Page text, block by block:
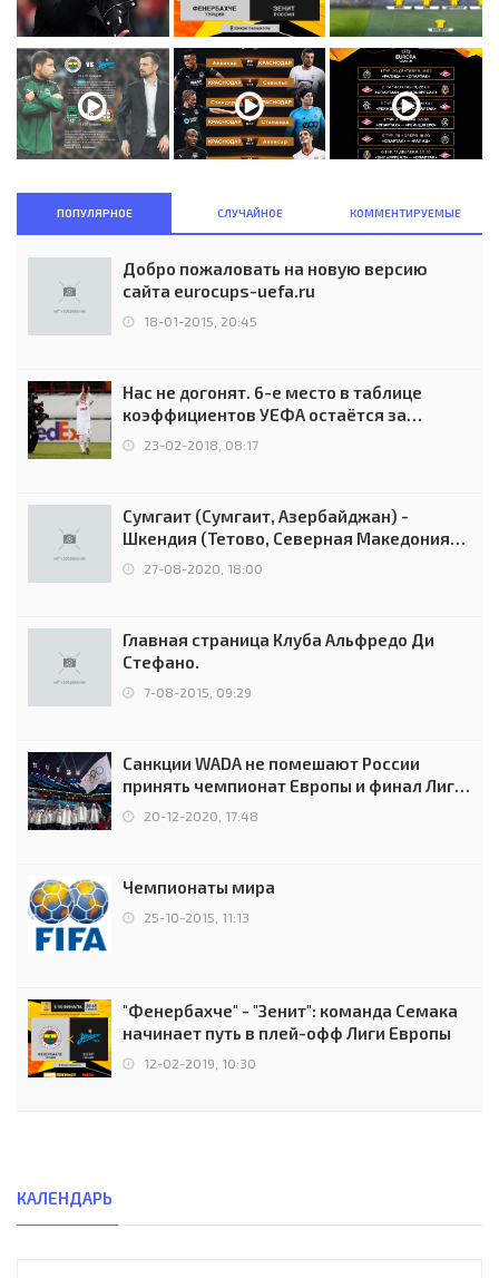
ПОПУЛЯРНОЕ СЛУЧАЙНОЕ КОММЕНТИРУЕМЫЕ
Добро пожаловать на новую версию
сайта eurocups-uefa.ru
18-01-2015, 20:45
Нас не догонят. 6-е место в таблице
коэффициентов УЕФА остаётся за
Россией
23-02-2018, 08:17
Сумгаит (Сумгаит, Азербайджан) -
Шкендия (Тетово, Северная Македония) -
0:2 (0:0)
27-08-2020, 18:00
Главная страница Клуба Альфредо Ди
Стефано.
7-08-2015, 09:29
Санкции WADA не помешают России
принять чемпионат Европы и финал Лиги
чемпионов.
20-12-2020, 17:48
Чемпионаты мира
25-10-2015, 11:13
"Фенербахче" - "Зенит": команда Семака
начинает путь в плей-офф Лиги Европы
12-02-2019, 10:30
КАЛЕНДАРЬ